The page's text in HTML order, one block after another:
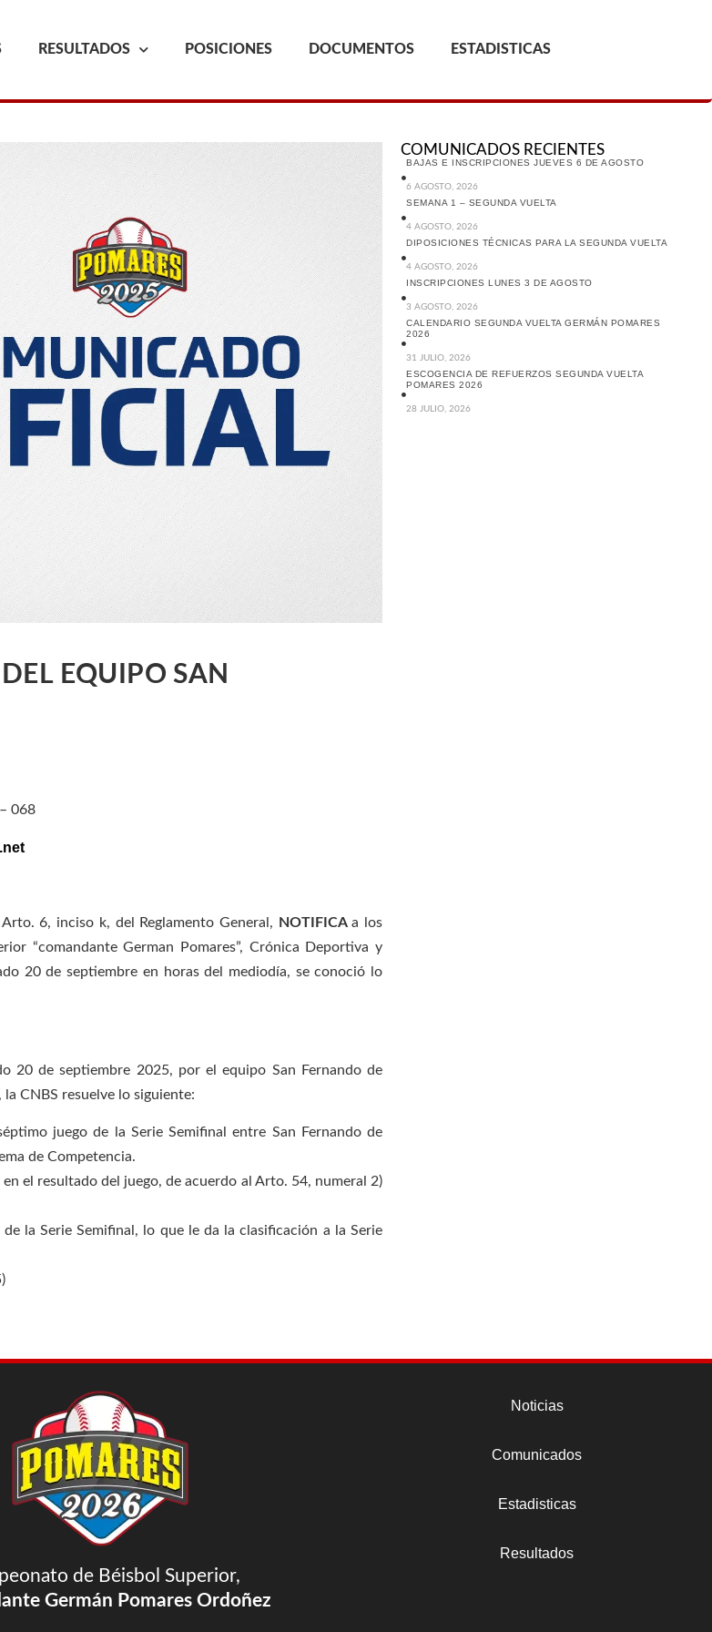
RESULTADOS POSICIONES DOCUMENTOS ESTADISTICAS
EQUIPO SAN
068
6, inciso k, del Reglamento General, NOTIFICAa los
“comandante German Pomares”, Crónica Deportiva y
20 de septiembre en horas del mediodía, se conoció lo
20 de septiembre 2025, por el equipo San Fernando de
CNBS resuelve lo siguiente:
juego de la Serie Semifinal entre San Fernando de
de Competencia.
el resultado del juego, de acuerdo al Arto. 54, numeral 2)
la Serie Semifinal, lo que le da la clasificación a la Serie
COMUNICADOS RECIENTES
BAJAS E INSCRIPCIONES JUEVES 6 DE AGOSTO
6 AGOSTO, 2026
SEMANA 1 – SEGUNDA VUELTA
4 AGOSTO, 2026
DIPOSICIONES TÉCNICAS PARA LA SEGUNDA VUELTA
4 AGOSTO, 2026
INSCRIPCIONES LUNES 3 DE AGOSTO
3 AGOSTO, 2026
CALENDARIO SEGUNDA VUELTA GERMÁN POMARES
2026
31 JULIO, 2026
ESCOGENCIA DE REFUERZOS SEGUNDA VUELTA
POMARES 2026
28 JULIO, 2026
de Béisbol Superior,
Germán Pomares Ordoñez
Noticias
Comunicados
Estadisticas
Resultados